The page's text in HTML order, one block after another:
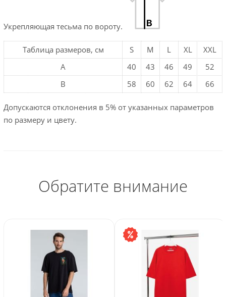
Укрепляющая тесьма по вороту.
Таблица размеров, см S M L XL
XXL
A
40 43 46 49
52
B
58 60 62 64 66
Допускаются отклонения в 5% от указанных параметров
по размеру и цвету.
Обратите внимание